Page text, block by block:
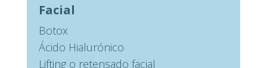
Facial
Botox
Ácido Hialurónico
Lifting o retensado facial